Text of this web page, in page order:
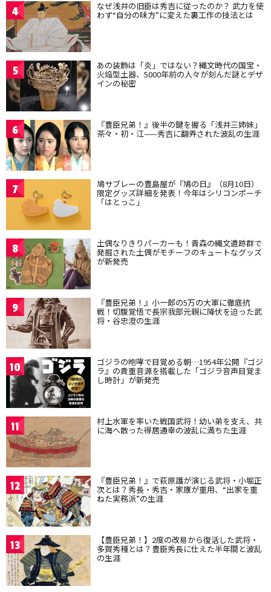
4 なぜ浅井の旧臣は秀吉に従ったのか？ 武力を使
わず“自分の味方”に変えた裏工作の技法とは
5 あの装飾は「炎」ではない？縄文時代の国宝・
火焔型土器、5000年前の人々が刻んだ謎とデザ
インの秘密
6 『豊臣兄弟！』後半の鍵を握る「浅井三姉妹」
茶々・初・江——秀吉に翻弄された波乱の生涯
7 鳩サブレーの豊島屋が『鳩の日』（8月10日）
限定グッズ詳細を発表！今年はシリコンポーチ
「はとっこ」
8 土偶なりきりパーカーも！青森の縄文遺跡群で
発掘された土偶がモチーフのキュートなグッズ
が新発売
9 『豊臣兄弟！』小一郎の5万の大軍に徹底抗
戦！切腹覚悟で長宗我部元親に降伏を迫った武
将・谷忠澄の生涯
10 ゴジラの咆哮で目覚める朝…1954年公開『ゴジ
ラ』の貴重音源を搭載した「ゴジラ音声目覚ま
し時計」が新発売
11 村上水軍を率いた戦国武将！幼い弟を支え、共
に海へ散った得居通幸の波乱に満ちた生涯
12 『豊臣兄弟！』で萩原護が演じる武将・小堀正
次とは？秀長・秀吉・家康が重用、“出家を重
ねた実務派”の生涯
13 【豊臣兄弟！】2度の改易から復活した武将・
多賀秀種とは？豊臣秀長に仕えた半年間と波乱
の生涯